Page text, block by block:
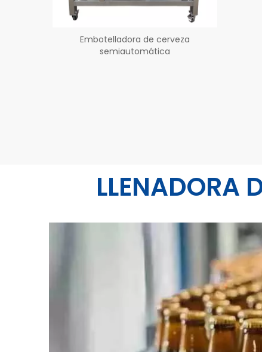
Embotelladora de cerveza
semiautomática
LLENADORA